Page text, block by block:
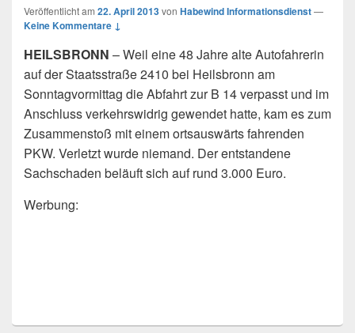
Veröffentlicht am 22. April 2013von Habewind Informationsdienst—
Keine Kommentare ↓
HEILSBRONN – Weil eine 48 Jahre alte Autofahrerin
auf der Staatsstraße 2410 bei Heilsbronn am
Sonntagvormittag die Abfahrt zur B 14 verpasst und im
Anschluss verkehrswidrig gewendet hatte, kam es zum
Zusammenstoß mit einem ortsauswärts fahrenden
PKW. Verletzt wurde niemand. Der entstandene
Sachschaden beläuft sich auf rund 3.000 Euro.
Werbung: